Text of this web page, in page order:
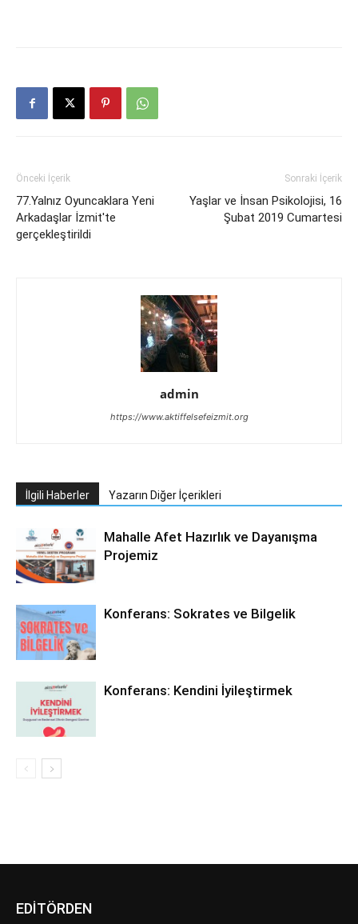
Önceki İçerik
77.Yalnız Oyuncaklara Yeni
Arkadaşlar İzmit'te
gerçekleştirildi
Sonraki İçerik
Yaşlar ve İnsan Psikolojisi, 16
Şubat 2019 Cumartesi
admin
https://www.aktiffelsefeizmit.org
İlgili Haberler Yazarın Diğer İçerikleri
Mahalle Afet Hazırlık ve Dayanışma
Projemiz
Konferans: Sokrates ve Bilgelik
Konferans: Kendini İyileştirmek
EDİTÖRDEN